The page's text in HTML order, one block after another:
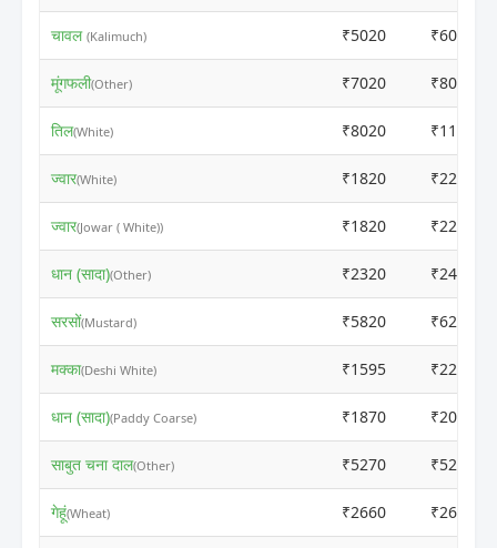
चावल (Kalimuch) ₹5020 ₹6000
मूंगफली(Other) ₹7020 ₹8000
तिल(White) ₹8020 ₹11000
ज्वार(White) ₹1820 ₹2200
ज्वार(Jowar ( White)) ₹1820 ₹2200
धान (सादा)(Other) ₹2320 ₹2400
सरसों(Mustard) ₹5820 ₹6200
मक्का(Deshi White) ₹1595 ₹2200
धान (सादा)(Paddy Coarse) ₹1870 ₹2000
साबुत चना दाल(Other) ₹5270 ₹5250
गेहूं(Wheat) ₹2660 ₹2650